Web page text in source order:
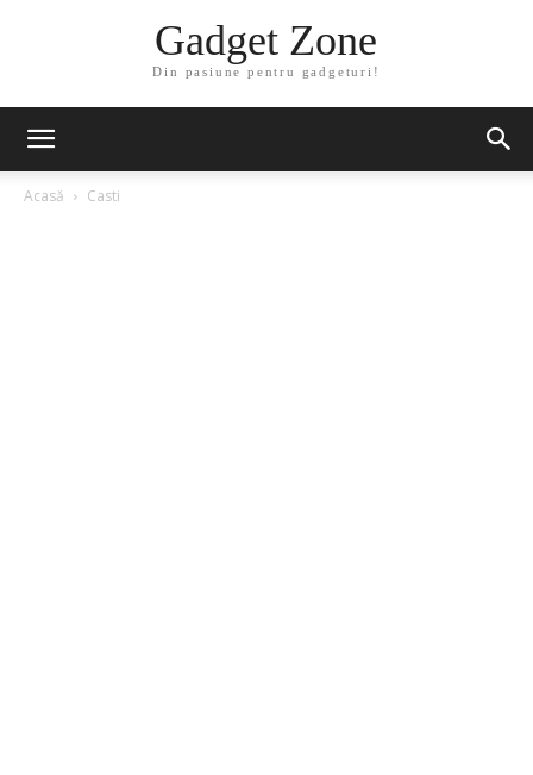
Gadget Zone
Din pasiune pentru gadgeturi!
Acasă Casti